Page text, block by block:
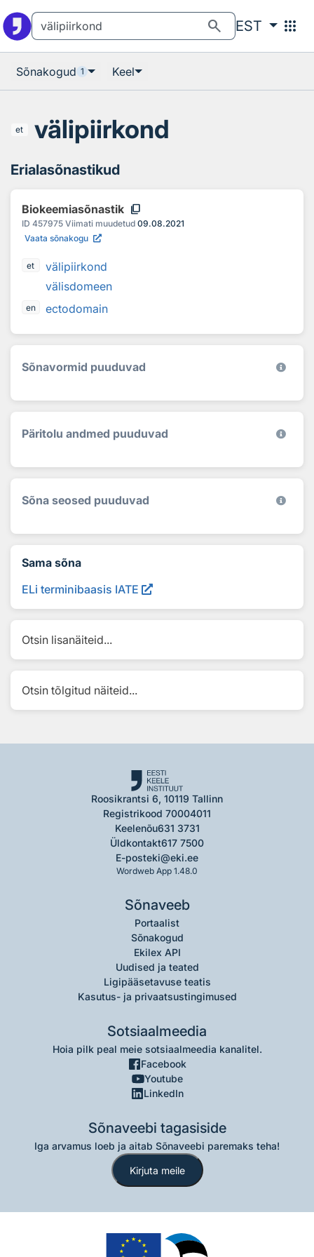
search EST apps
Sõnakogud 1 Keel
et välipiirkond
Erialasõnastikud
Biokeemiasõnastik content_copy
ID 457975 Viimati muudetud 09.08.2021
Vaata sõnakogu
et
välipiirkond
välisdomeen
en ectodomain
Sõnavormid puuduvad
Päritolu andmed puuduvad
Sõna seosed puuduvad
Sama sõna
ELi terminibaasis IATE
Otsin lisanäiteid...
Otsin tõlgitud näiteid...
Roosikrantsi 6, 10119 Tallinn
Registrikood 70004011
Keelenõu631 3731
Üldkontakt617 7500
E-posteki@eki.ee
Wordweb App 1.48.0
Sõnaveeb
Portaalist
Sõnakogud
Ekilex API
Uudised ja teated
Ligipääsetavuse teatis
Kasutus- ja privaatsustingimused
Sotsiaalmeedia
Hoia pilk peal meie sotsiaalmeedia kanalitel.
Facebook
Youtube
LinkedIn
Sõnaveebi tagasiside
Iga arvamus loeb ja aitab Sõnaveebi paremaks teha!
Kirjuta meile